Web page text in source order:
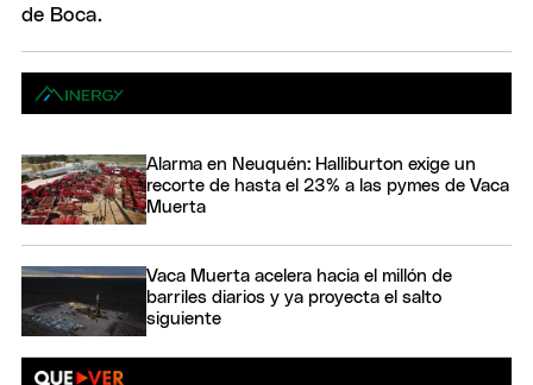
Alarma en Neuquén: Halliburton exige un
recorte de hasta el 23% a las pymes de Vaca
Muerta
Vaca Muerta acelera hacia el millón de
barriles diarios y ya proyecta el salto
siguiente